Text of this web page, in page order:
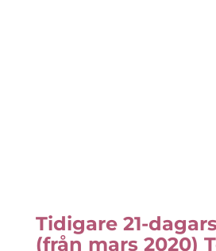
Tidigare 21-
(från mars 2020)